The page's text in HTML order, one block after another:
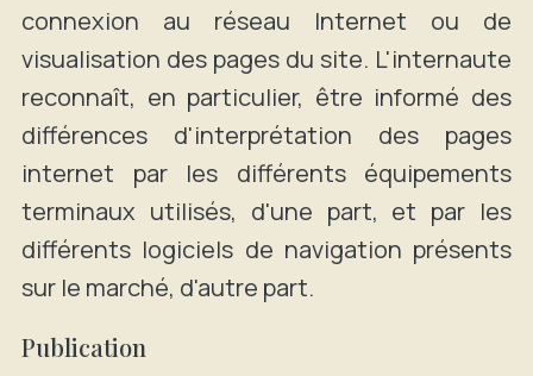
connexion au réseau Internet ou de
visualisation des pages du site. L'internaute
reconnaît, en particulier, être informé des
différences d'interprétation des pages
internet par les différents équipements
terminaux utilisés, d'une part, et par les
différents logiciels de navigation présents
sur le marché, d'autre part.
Publication